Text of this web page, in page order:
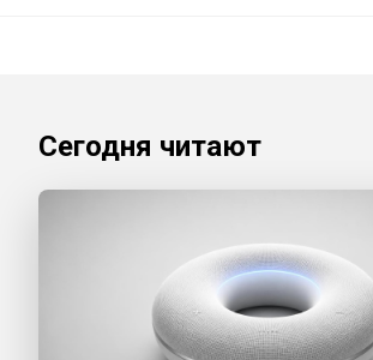
Сегодня читают